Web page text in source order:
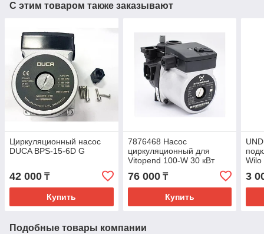
С этим товаром также заказывают
Циркуляционный насос
DUCA BPS-15-6D G
42 000 ₸
Купить
7876468 Насос
циркуляционный для
Vitopend 100-W 30 кВт
76 000₸
Купить
Wilo
3
Подобные товары компании